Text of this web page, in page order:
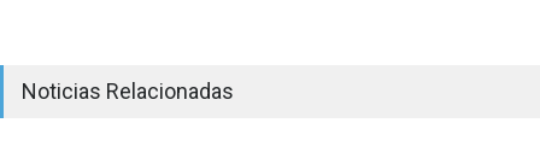
Noticias Relacionadas